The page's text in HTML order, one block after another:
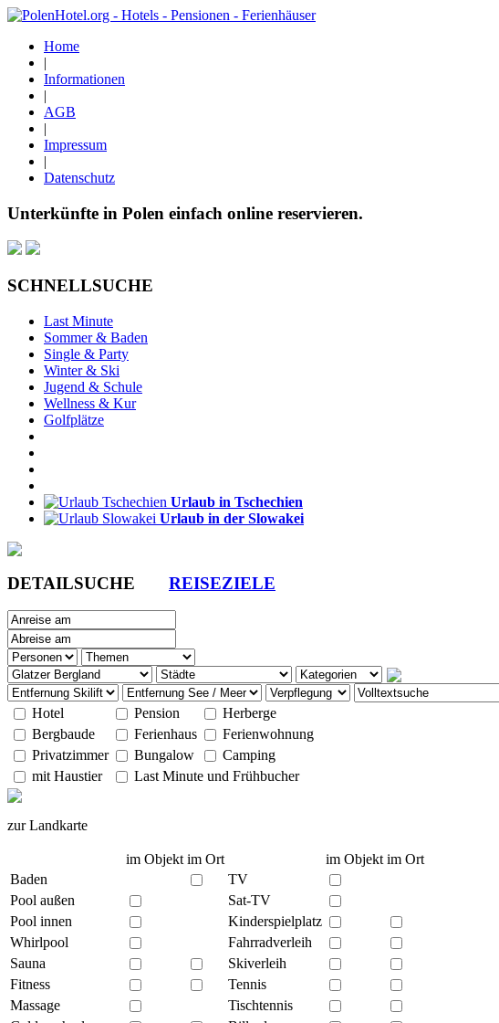
Home
|
Informationen
|
AGB
|
Impressum
|
Datenschutz
Unterkünfte in Polen einfach online reservieren.
SCHNELLSUCHE
Last Minute
Sommer & Baden
Single & Party
Winter & Ski
Jugend & Schule
Wellness & Kur
Golfplätze
Urlaub in Tschechien
Urlaub in der Slowakei
DETAILSUCHE REISEZIELE
Hotel Pension
Herberge
Bergbaude
Ferienhaus
Ferienwohnung
Privatzimmer
Bungalow
Camping
mit Haustier
Last Minute und Frühbucher
zur Landkarte
im Objekt im Ort im Objekt im Ort
Baden
TV
Pool außen
Sat-TV
Pool innen
Kinderspielplatz
Whirlpool
Fahrradverleih
Sauna
Skiverleih
Fitness
Tennis
Massage
Tischtennis